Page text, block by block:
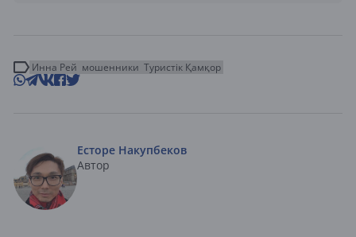
Инна Рей мошенники Туристік Қамқор
Есторе Накупбеков
Автор